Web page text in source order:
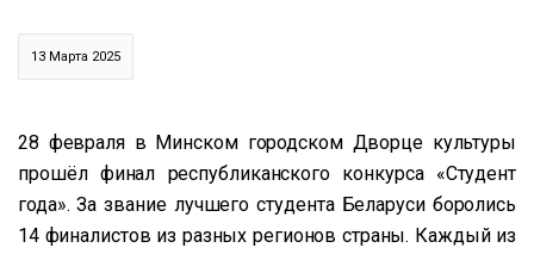
13 Марта 2025
28 февраля в Минском городском Дворце культуры
прошёл финал республиканского конкурса «Студент
года». За звание лучшего студента Беларуси боролись
14 финалистов из разных регионов страны. Каждый из